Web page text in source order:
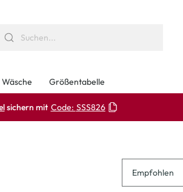
Wäsche Größentabelle
sichern mit Code: SSS826